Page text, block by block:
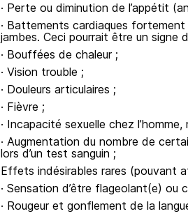
· Perte ou diminution de l’appétit
· Battements cardiaques
jambes. Ceci pourrait être un signe
· Bouffées de chaleur ;
· Vision trouble ;
· Douleurs articulaires ;
· Fièvre ;
· Incapacité sexuelle chez
· Augmentation du nombre de
lors d’un test sanguin ;
Effets indésirables rares (pouvant
· Sensation d’être flageolant(e) ou
· Rougeur et gonflement de la